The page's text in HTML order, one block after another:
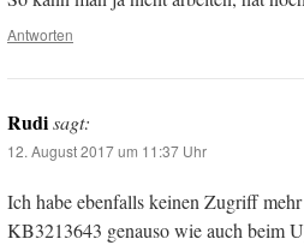
Antworten
Rudisagt:
12. August 2017 um 11:37 Uhr
Ich habe ebenfalls keinen Zugriff
KB3213643 genauso wie auch beim